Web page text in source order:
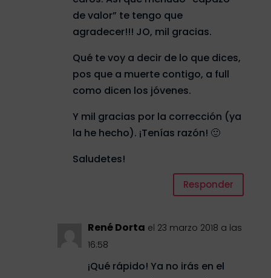
de valor” te tengo que
agradecer!!! JO, mil gracias.
Qué te voy a decir de lo que dices,
pos que a muerte contigo, a full
como dicen los jóvenes.
Y mil gracias por la corrección (ya
la he hecho). ¡Tenías razón! 🙂
Saludetes!
Responder
René Dorta el 23 marzo 2018 a las
16:58
¡Qué rápido! Ya no irás en el